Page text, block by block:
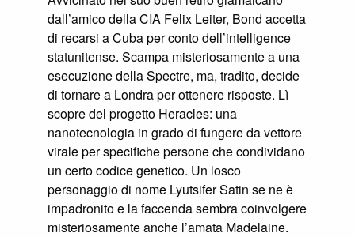
dall’amico della CIA Felix Leiter, Bond accetta
di recarsi a Cuba per conto dell’intelligence
statunitense. Scampa misteriosamente a una
esecuzione della Spectre, ma, tradito, decide
di tornare a Londra per ottenere risposte. Lì
scopre del progetto Heracles: una
nanotecnologia in grado di fungere da vettore
virale per specifiche persone che condividano
un certo codice genetico. Un losco
personaggio di nome Lyutsifer Satin se ne è
impadronito e la faccenda sembra coinvolgere
misteriosamente anche l’amata Madelaine.